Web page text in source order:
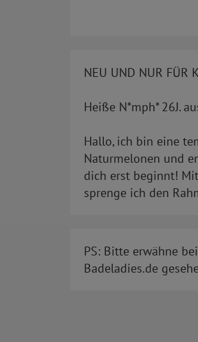
NEU UND NUR FÜR
Heiße N*mph* 26J.
Hallo, ich bin eine
Naturmelonen und
dich erst beginnt!
sprenge ich den
PS: Bitte erwähne
Badeladies.de